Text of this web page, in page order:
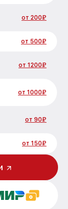
от 200₽
от 500₽
от 1200₽
от 1000₽
от 90₽
от 150₽